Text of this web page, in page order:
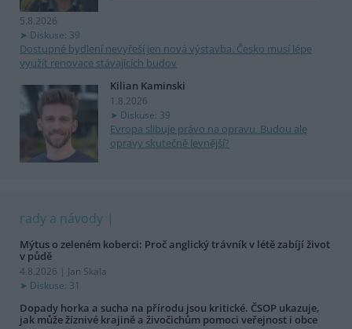
5.8.2026
Diskuse: 39
Dostupné bydlení nevyřeší jen nová výstavba. Česko musí lépe
využít renovace stávajících budov
Kilian Kaminski
1.8.2026
Diskuse: 39
Evropa slibuje právo na opravu. Budou ale
opravy skutečně levnější?
rady a návody
Mýtus o zeleném koberci: Proč anglický trávník v létě zabíjí život
v půdě
4.8.2026 | Jan Skala
Diskuse: 31
Dopady horka a sucha na přírodu jsou kritické. ČSOP ukazuje,
jak může žíznivé krajině a živočichům pomoci veřejnost i obce